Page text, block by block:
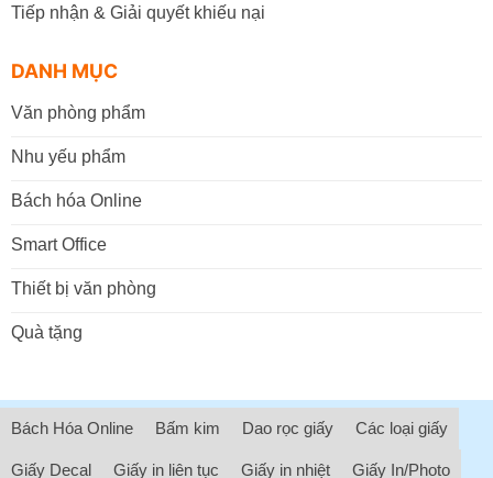
Tiếp nhận & Giải quyết khiếu nại
DANH MỤC
Văn phòng phẩm
Nhu yếu phẩm
Bách hóa Online
Smart Office
Thiết bị văn phòng
Quà tặng
Bách Hóa Online Bấm kim Dao rọc giấy Các loại giấy
Giấy Decal Giấy in liên tục Giấy in nhiệt Giấy In/Photo